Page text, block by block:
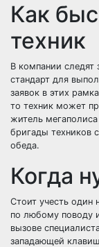
Как
техник
В компании следят
стандарт для
заявок в этих
то техник может
житель
бригады техников
обеда.
Когда
Стоит учесть один
по любому поводу
вызове
западающей